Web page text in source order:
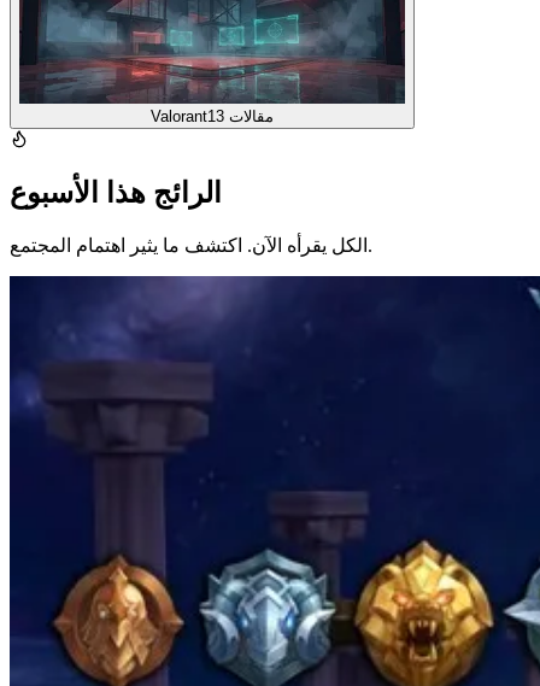
Valorant13 مقالات
الرائج هذا الأسبوع
الكل يقرأه الآن. اكتشف ما يثير اهتمام المجتمع.